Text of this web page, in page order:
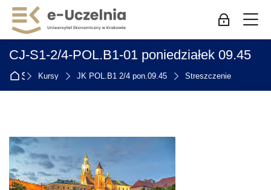
Skip to navigation
Skip to login form
Przejdź do głównej zawartości
Skip to accessibility options
Skip to footer
Skip accessibility options
Zaloguj
CJ-S1-2/4-POL.B1-01 poniedziałek 09.45
Strona główna
Kursy JK POL.B1 2/4 pon.09.45 Streszczenie